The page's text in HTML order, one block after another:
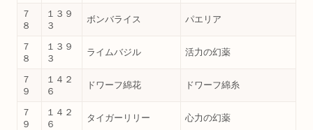
７
８
１３９
３
ボンバライス パエリア
７
８
１３９
３
ライムバジル 活力の幻薬
７
９
１４２
６
ドワーフ綿花 ドワーフ綿糸
７
９
１４２
６
タイガーリリー 心力の幻薬